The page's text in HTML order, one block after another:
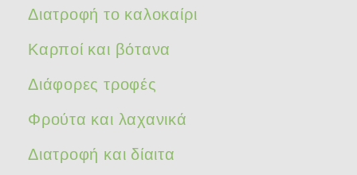
Διατροφή το καλοκαίρι
Καρποί και βότανα
Διάφορες τροφές
Φρούτα και λαχανικά
Διατροφή και δίαιτα